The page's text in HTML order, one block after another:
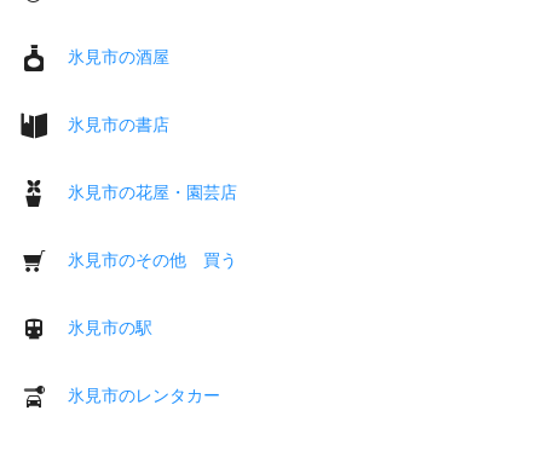
氷見市の酒屋
氷見市の書店
氷見市の花屋・園芸店
氷見市のその他 買う
氷見市の駅
氷見市のレンタカー